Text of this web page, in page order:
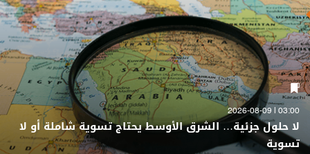
03:00 | 2026-08-09
لا حلول جزئية… الشرق الأوسط يحتاج تسوية شاملة أو لا
تسوية